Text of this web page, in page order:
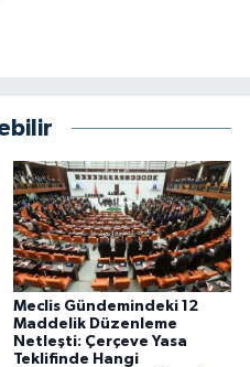
Meclis Gündemindeki 12
Maddelik Düzenleme
Netleşti: Çerçeve Yasa
Teklifinde Hangi